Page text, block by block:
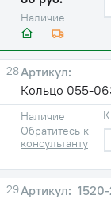
Наличие
28
Кольцо 055-
Наличие
Обратитесь к
консультанту
29